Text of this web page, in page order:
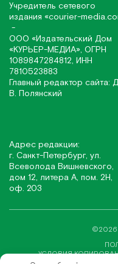
Учредитель сетевого
издания «соurier-
-
ООО «Издательский Дом
«КУРЬЕР-МЕДИА», ОГРН
1089847284812, ИНН
7810523883
Главный редактор сайта:
В. Полянский
Адрес редакции:
г. Санкт-Петербург, ул.
Всеволода Вишневского,
дом 12, литера А, пом. 2Н,
оф. 203
©2026
УСЛОВИЯ